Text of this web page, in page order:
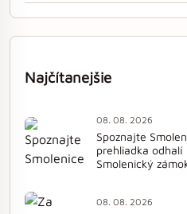
Najčítanejšie
08. 08. 2026
Spoznajte
prehliadka
Smolenický
08. 08. 2026